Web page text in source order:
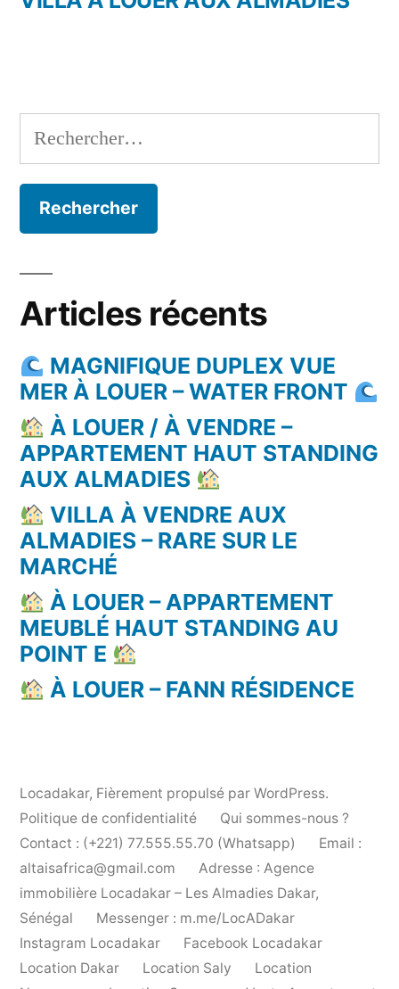
Rechercher :
Articles récents
MAGNIFIQUE DUPLEX VUE
MER À LOUER – WATER FRONT
À LOUER / À VENDRE –
APPARTEMENT HAUT STANDING
AUX ALMADIES
VILLA À VENDRE AUX
ALMADIES – RARE SUR LE
MARCHÉ
À LOUER – APPARTEMENT
MEUBLÉ HAUT STANDING AU
POINT E
À LOUER – FANN RÉSIDENCE
Locadakar, Fièrement propulsé par WordPress.
Politique de confidentialité
Qui sommes-nous ?
Contact : (+221) 77.555.55.70 (Whatsapp)
Email :
altaisafrica@gmail.com
Adresse : Agence
immobilière Locadakar – Les Almadies Dakar,
Sénégal
Messenger : m.me/LocADakar
Instagram Locadakar
Facebook Locadakar
Location Dakar
Location Saly
Location